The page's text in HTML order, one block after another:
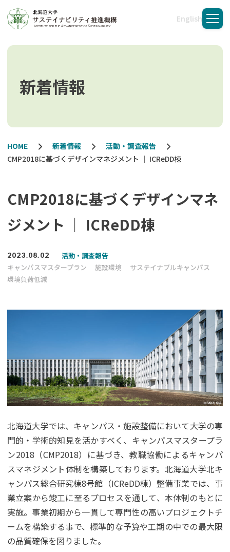
English
メニ
新着情報
HOME 新着情報
活動・調査報告
CMP2018に基づくデザインマネジメント ｜ ICReDD棟
CMP2018に基づくデザインマネ
ジメント ｜ ICReDD棟
2023.08.02
活動・調査報告
キャンパスマスタープラン
施設環境
サステイナブルキャンパス
環境負荷低減
北海道大学では、キャンパス・施設整備において大学の専
門的・学術的知見を活かすべく、キャンパスマスタープラ
ン2018（CMP2018）に基づき、教職協働によるキャンパ
スマネジメント体制を構築しております。北海道大学北キ
ャンパス総合研究棟8号館（ICReDD棟）整備事業では、事
業立案から竣工に至るプロセスを通して、本体制のもとに
実施。事業初期から一貫して専門性の高いプロジェクトチ
ームを構築する事で、標準的な予算や工期の中での最大限
の品質確保を図りました。